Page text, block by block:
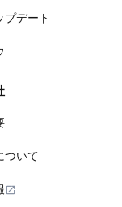
プデート
ついて